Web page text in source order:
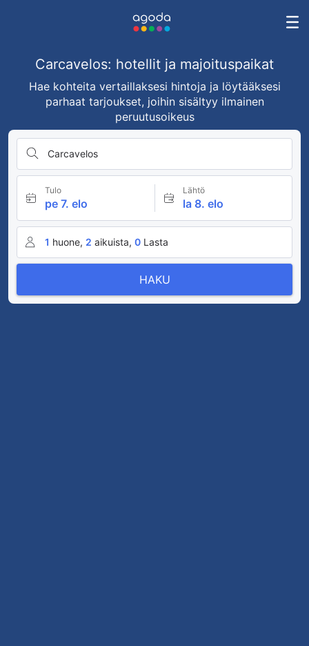
Carcavelos: hotellit ja majoituspaikat
Hae kohteita vertaillaksesi hintoja ja löytääksesi
parhaat tarjoukset, joihin sisältyy ilmainen
peruutusoikeus
Carcavelos
Tulo
pe 7. elo
Lähtö
la 8. elo
1 huone, 2 aikuista, 0 Lasta
HAKU